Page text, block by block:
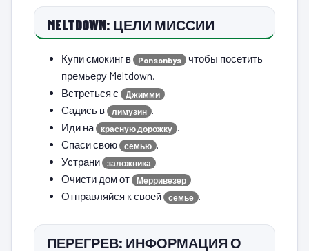
MELTDOWN: ЦЕЛИ МИССИИ
Купи смокинг в Ponsonbys
чтобы посетить
премьеру Meltdown.
Встреться с
Джимми .
Садись в
лимузин .
Иди на
красную дорожку .
Спаси свою
семью .
Устрани
заложника
.
Очисти дом от
Мерривезер .
Отправляйся к своей
семье .
ПЕРЕГРЕВ: ИНФОРМАЦИЯ О